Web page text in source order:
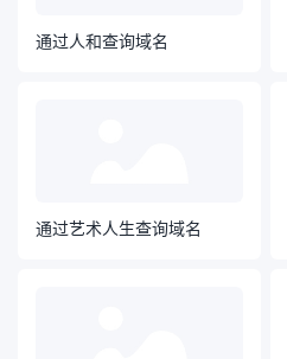
通过人和查询域名
通过艺术人生查询域名